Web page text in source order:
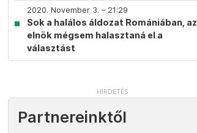
2020. November 3. – 21:29
Sok a halálos áldozat Romániában, az
elnök mégsem halasztaná el a
választást
Partnereinktől